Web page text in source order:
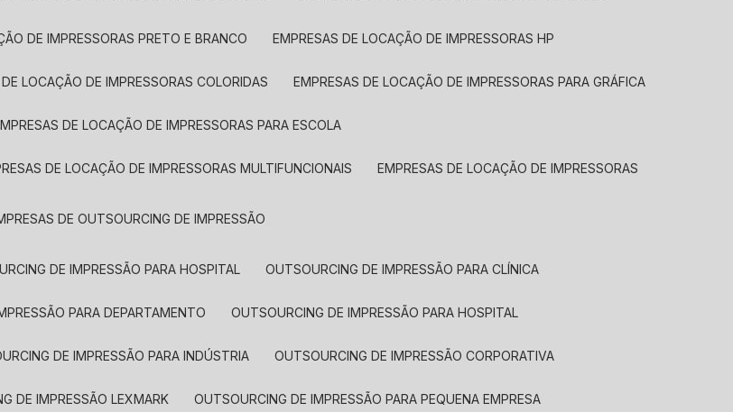
DE IMPRESSORAS PRETO E BRANCO EMPRESAS DE LOCAÇÃO DE IMPRESSORAS HP
DE LOCAÇÃO DE IMPRESSORAS COLORIDAS EMPRESAS DE LOCAÇÃO DE IMPRESSORAS PARA GRÁFICA
EMPRESAS DE LOCAÇÃO DE IMPRESSORAS PARA ESCOLA
DE LOCAÇÃO DE IMPRESSORAS MULTIFUNCIONAIS EMPRESAS DE LOCAÇÃO DE IMPRESSORAS
DE OUTSOURCING DE IMPRESSÃO
DE IMPRESSÃO PARA HOSPITAL OUTSOURCING DE IMPRESSÃO PARA CLÍNICA
PARA DEPARTAMENTO OUTSOURCING DE IMPRESSÃO PARA HOSPITAL
DE IMPRESSÃO PARA INDÚSTRIA OUTSOURCING DE IMPRESSÃO CORPORATIVA
DE IMPRESSÃO LEXMARK OUTSOURCING DE IMPRESSÃO PARA PEQUENA EMPRESA